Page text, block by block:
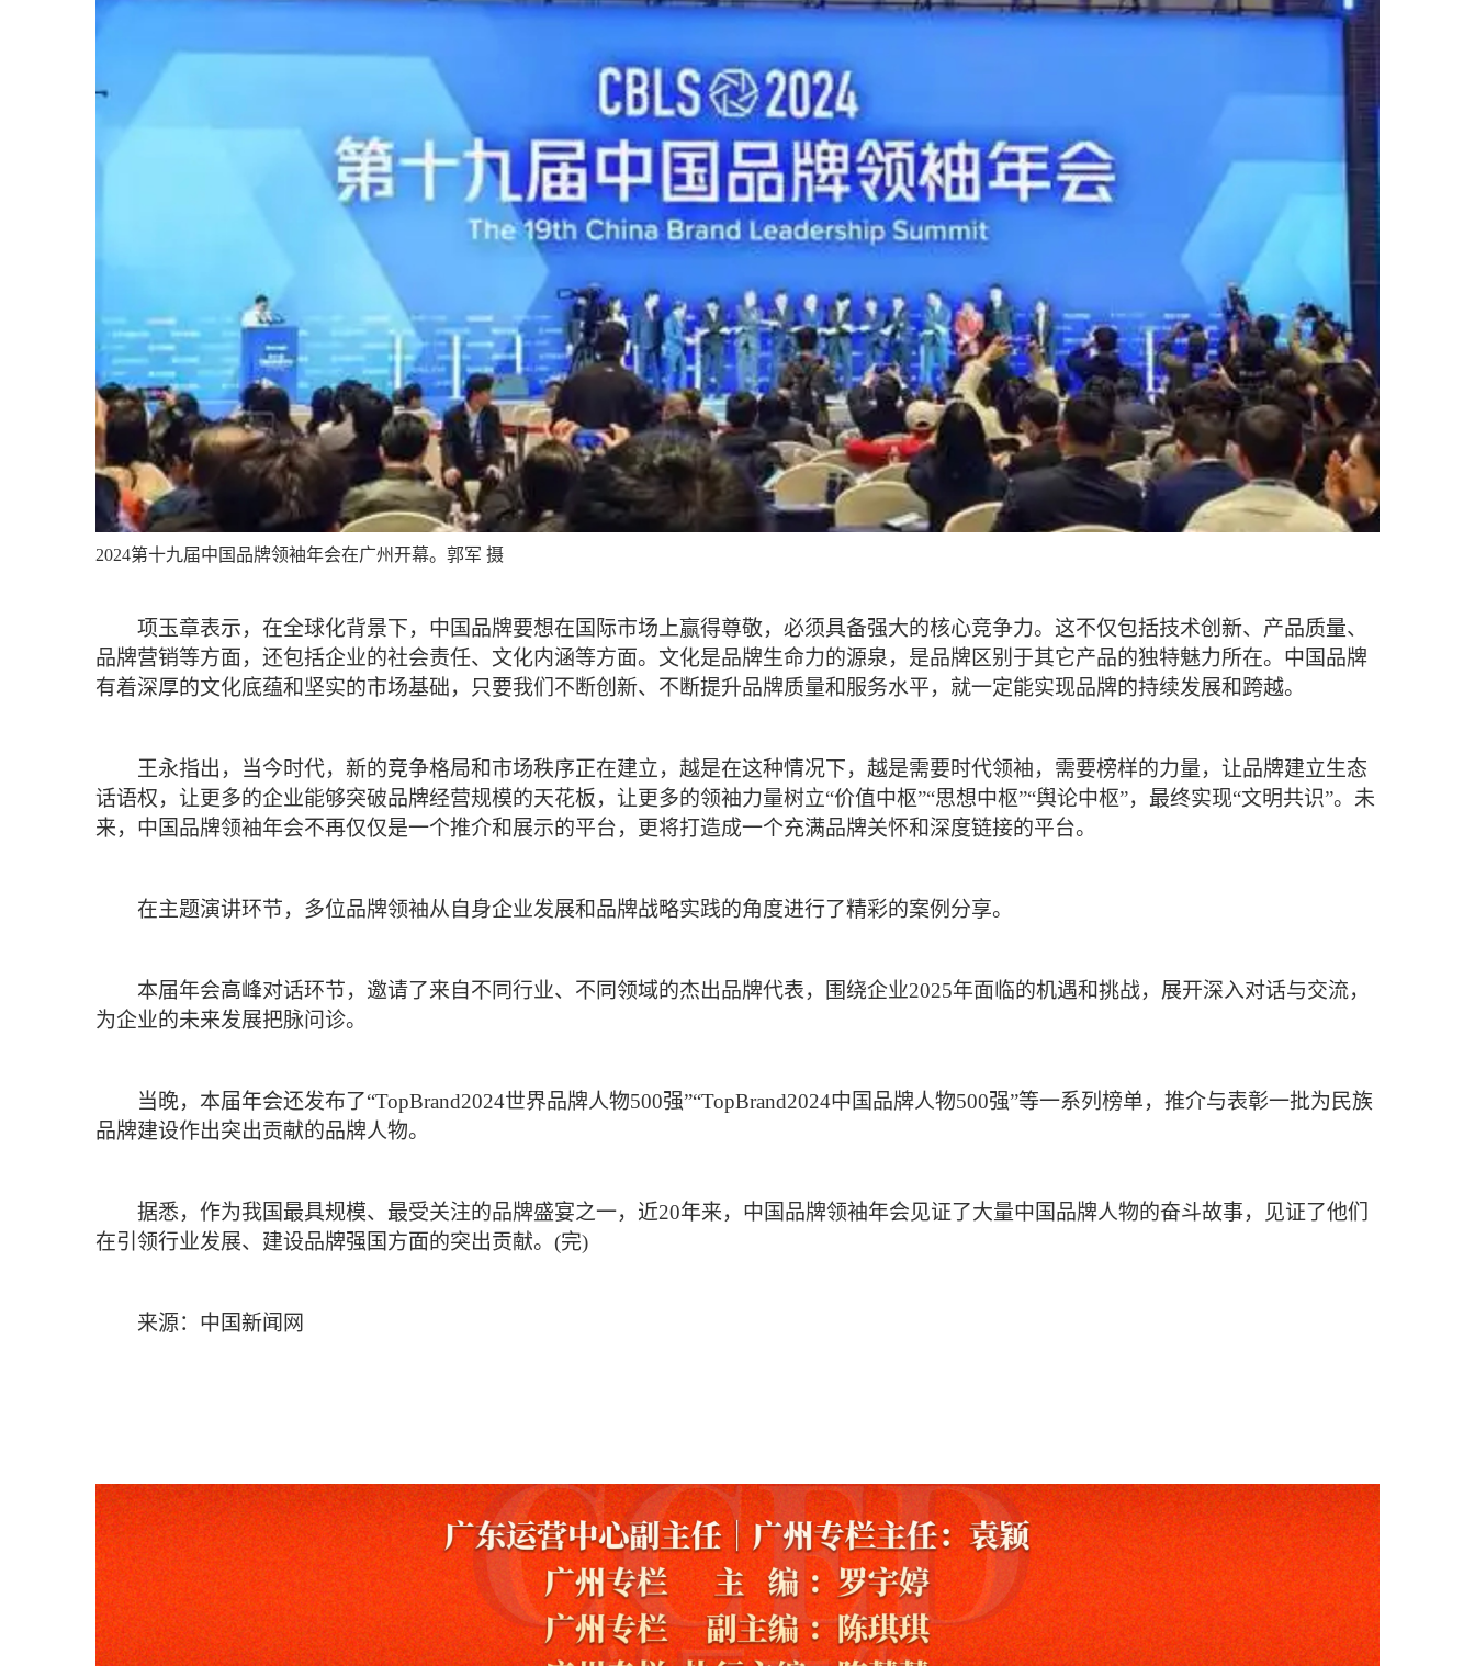
2024第十九届中国品牌领袖年会在广州开幕。郭军 摄
项玉章表示，在全球化背景下，中国品牌要想在国际市场上赢得尊敬，必须具备强大的核心竞争力。这不仅包括技术创新、产品质量、
品牌营销等方面，还包括企业的社会责任、文化内涵等方面。文化是品牌生命力的源泉，是品牌区别于其它产品的独特魅力所在。中国品牌
有着深厚的文化底蕴和坚实的市场基础，只要我们不断创新、不断提升品牌质量和服务水平，就一定能实现品牌的持续发展和跨越。
王永指出，当今时代，新的竞争格局和市场秩序正在建立，越是在这种情况下，越是需要时代领袖，需要榜样的力量，让品牌建立生态
话语权，让更多的企业能够突破品牌经营规模的天花板，让更多的领袖力量树立“价值中枢”“思想中枢”“舆论中枢”，最终实现“文明共识”。未
来，中国品牌领袖年会不再仅仅是一个推介和展示的平台，更将打造成一个充满品牌关怀和深度链接的平台。
在主题演讲环节，多位品牌领袖从自身企业发展和品牌战略实践的角度进行了精彩的案例分享。
本届年会高峰对话环节，邀请了来自不同行业、不同领域的杰出品牌代表，围绕企业2025年面临的机遇和挑战，展开深入对话与交流，
为企业的未来发展把脉问诊。
当晚，本届年会还发布了“TopBrand2024世界品牌人物500强”“TopBrand2024中国品牌人物500强”等一系列榜单，推介与表彰一批为民族
品牌建设作出突出贡献的品牌人物。
据悉，作为我国最具规模、最受关注的品牌盛宴之一，近20年来，中国品牌领袖年会见证了大量中国品牌人物的奋斗故事，见证了他们
在引领行业发展、建设品牌强国方面的突出贡献。(完)
来源：中国新闻网